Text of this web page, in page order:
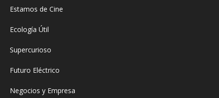
Estamos de Cine
Ecología Útil
Supercurioso
Futuro Eléctrico
Negocios y Empresa